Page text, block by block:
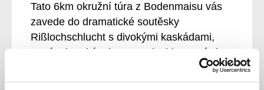
Tato 6km okružní túra z Bodenmaisu vás
zavede do dramatické soutěsky
Rißlochschlucht s divokými kaskádami,
starým horským lesem a dechberoucími
převýšením přes 280 m zvládnou i